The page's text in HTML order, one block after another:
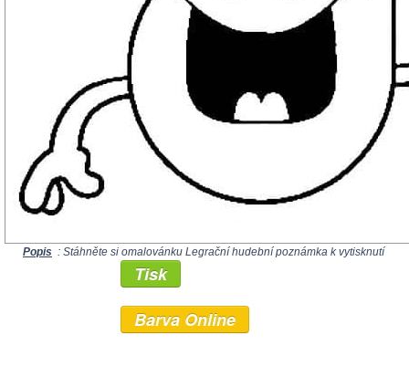
Popis : Stáhněte si omalovánku Legrační hudební poznámka k vytisknutí
Tisk
Barva Online